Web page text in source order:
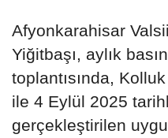
Afyonkarahisar
Yiğitbaşı, aylık
toplantısında,
ile 4 Eylül 2025
gerçekleştirilen